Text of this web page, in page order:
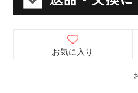
お気に入り